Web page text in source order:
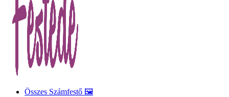
Összes Számfestő 🖼️